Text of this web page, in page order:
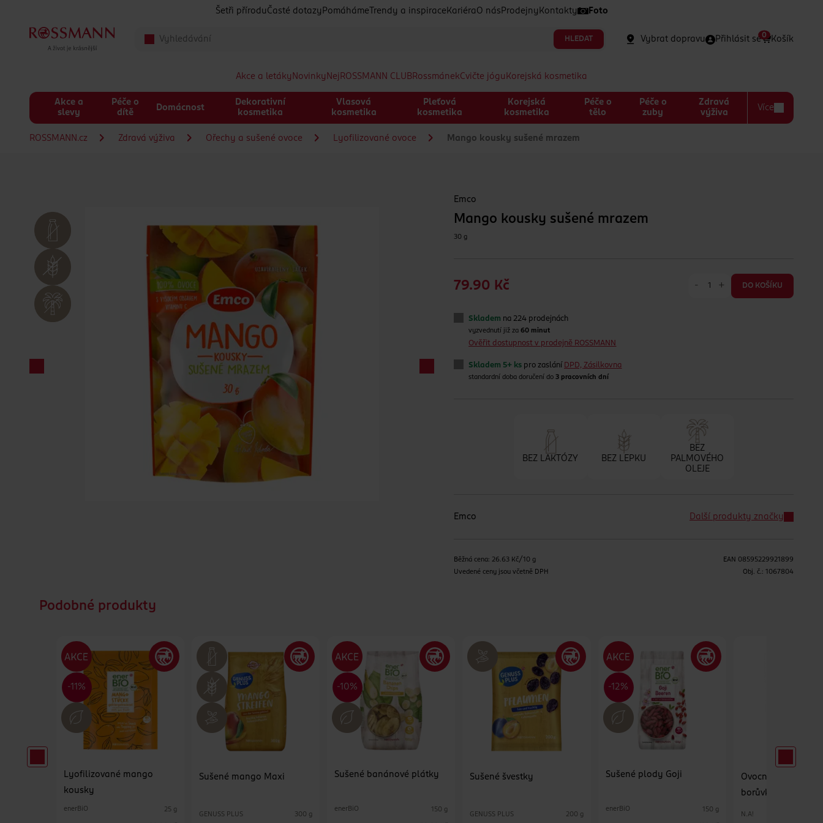
Šetři přírodu Časté dotazy Pomáháme Trendy a inspirace Kariéra O nás Prodejny Kontakty Foto
HLEDAT Vybrat dopravu Přihlásit se Košík
0
Akce a letáky Novinky Nej ROSSMANN CLUBRossmánekCvičte jógu Korejská kosmetika
Akce a
slevy
Péče o
dítě
Domácnost
Dekorativní
kosmetika
Vlasová
kosmetika
Pleťová
kosmetika
Korejská
kosmetika
Péče o
tělo
Péče o
zuby
Zdravá
výživa
Více
ROSSMANN.cz Zdravá výživa Ořechy a sušené ovoce Lyofilizované ovoce Mango kousky sušené mrazem
Emco
Mango kousky sušené mrazem
30 g
79.90 Kč - + DO KOŠÍKU
Skladem na 224 prodejnách
vyzvednutí již za60 minut
Ověřit dostupnost v prodejně ROSSMANN
Skladem 5+ ks pro zaslání DPD, Zásilkovna
standardní doba doručení do 3 pracovních dní
BEZ LAKTÓZY BEZ LEPKU
BEZ
PALMOVÉHO
OLEJE
Emco Další produkty značky
Běžná cena: 26.63 Kč/10 g
Uvedené ceny jsou včetně DPH
EAN 08595229921899
Obj. č.: 1067804
Podobné produkty
Lyofilizované mango
kousky
enerBiO 25 g
Sušené mango Maxi
GENUSS PLUS 300 g
Sušené banánové plátky
enerBiO 150 g
Sušené švestky
GENUSS PLUS 200 g
Sušené plody Goji
enerBiO 150 g
Ovocné kousky
borůvka
N.A!